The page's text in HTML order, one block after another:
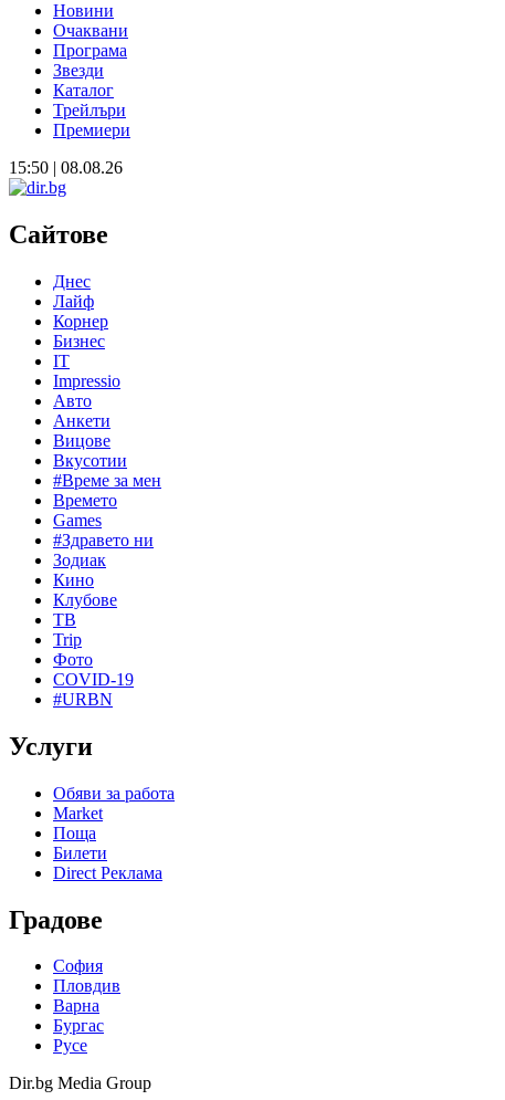
Новини
Очаквани
Програма
Звезди
Каталог
Трейлъри
Премиери
15:50 | 08.08.26
Сайтове
Днес
Лайф
Корнер
Бизнес
IT
Impressio
Авто
Анкети
Вицове
Вкусотии
#Време за мен
Времето
Games
#Здравето ни
Зодиак
Кино
Клубове
ТВ
Trip
Фото
COVID-19
#URBN
Услуги
Обяви за работа
Market
Поща
Билети
Direct Реклама
Градове
София
Пловдив
Варна
Бургас
Русе
Dir.bg Media Group